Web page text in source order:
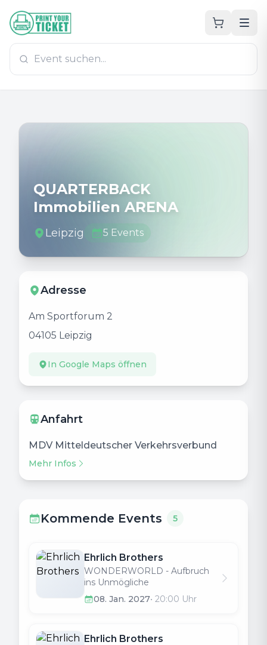
Zum Hauptinhalt
PrintYourTicket
QUARTERBACK
Immobilien ARENA
Leipzig 5 Events
Adresse
Am Sportforum 2
04105 Leipzig
In Google Maps öffnen
Anfahrt
MDV Mitteldeutscher Verkehrsverbund
Mehr Infos
Kommende Events 5
Ehrlich Brothers
WONDERWORLD - Aufbruch
ins Unmögliche
08. Jan. 2027• 20:00 Uhr
Ehrlich Brothers